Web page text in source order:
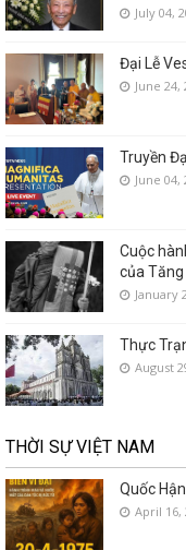
July 04,
Đại Lễ
June 24,
Truyền
June 04,
Cuộc
của
January
Thực
August
THỜI SỰ VIỆT NAM
Quốc
April 16,